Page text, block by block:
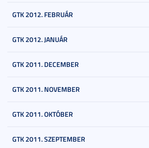
GTK 2012. FEBRUÁR
GTK 2012. JANUÁR
GTK 2011. DECEMBER
GTK 2011. NOVEMBER
GTK 2011. OKTÓBER
GTK 2011. SZEPTEMBER